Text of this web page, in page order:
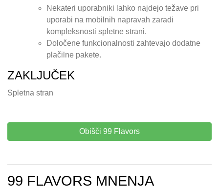
Nekateri uporabniki lahko najdejo težave pri
uporabi na mobilnih napravah zaradi
kompleksnosti spletne strani.
Določene funkcionalnosti zahtevajo dodatne
plačilne pakete.
ZAKLJUČEK
Spletna stran
Obišči 99 Flavors
99 FLAVORS MNENJA